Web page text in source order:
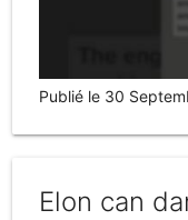
Publié le 30
Elon can